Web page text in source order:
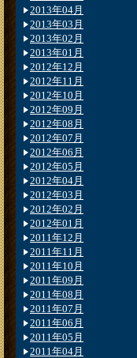
2013年04月
2013年03月
2013年02月
2013年01月
2012年12月
2012年11月
2012年10月
2012年09月
2012年08月
2012年07月
2012年06月
2012年05月
2012年04月
2012年03月
2012年02月
2012年01月
2011年12月
2011年11月
2011年10月
2011年09月
2011年08月
2011年07月
2011年06月
2011年05月
2011年04月